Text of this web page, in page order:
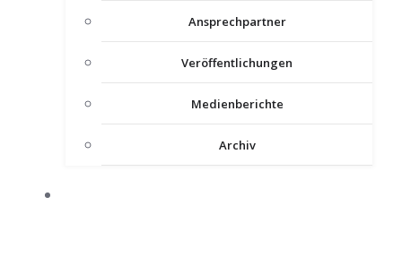
Ansprechpartner
Veröffentlichungen
Medienberichte
Archiv